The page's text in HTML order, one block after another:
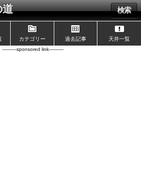
検索
カテゴリー 過去記事 天井一覧
----------sponsored link----------